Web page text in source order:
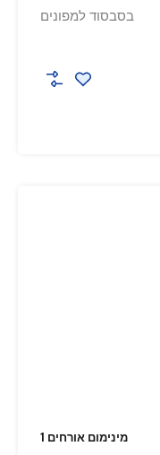
בסבסוד למפונים
מינימום אורחים 1